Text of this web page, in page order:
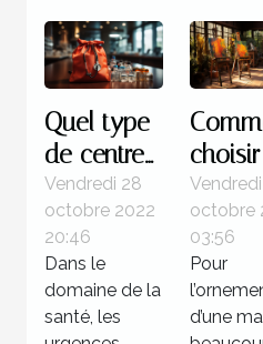
Quel type
de centre
pour une
urgence
médicale ?
Vendredi 28
octobre 2022
20:46
Dans le
domaine de la
santé, les
d’art ?
octobre
03:56
Pour
d’une